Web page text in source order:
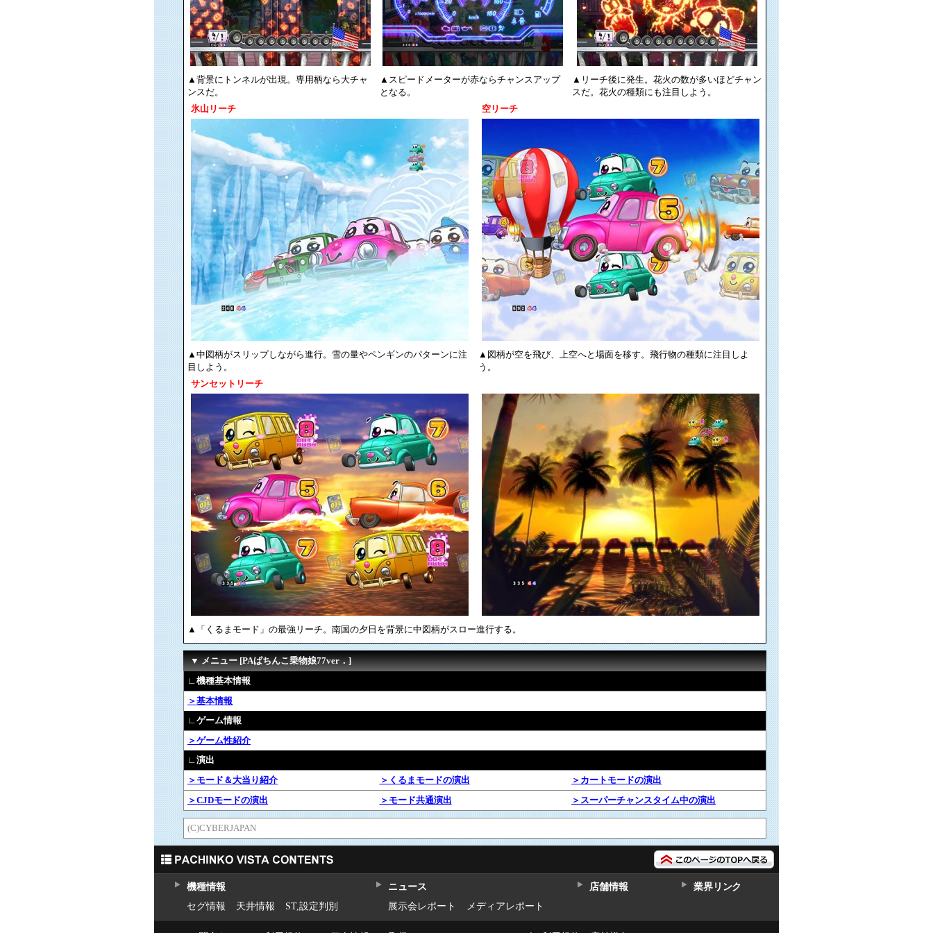
▲背景にトンネルが出現。専用柄なら大チャ
ンスだ。
▲スピードメーターが赤ならチャンスアップ
となる。
▲リーチ後に発生。花火の数が多いほどチャン
スだ。花火の種類にも注目しよう。
氷山リーチ
空リーチ
▲中図柄がスリップしながら進行。雪の量やペンギンのパターンに注
目しよう。
▲図柄が空を飛び、上空へと場面を移す。飛行物の種類に注目しよ
う。
サンセットリーチ
▲「くるまモード」の最強リーチ。南国の夕日を背景に中図柄がスロー進行する。
▼ メニュー [PAぱちんこ乗物娘77ver．]
∟機種基本情報
＞基本情報
∟ゲーム情報
＞ゲーム性紹介
∟演出
＞モード＆大当り紹介
＞くるまモードの演出
＞カートモードの演出
＞CJDモードの演出
＞モード共通演出 ＞スーパーチャンスタイム中の演出
(C)CYBERJAPAN
機種情報
セグ情報
天井情報 ST,設定判別
ニュース
展示会レポート
メディアレポート
店舗情報 業界リンク